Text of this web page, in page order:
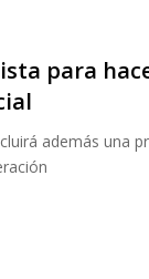
para
además una